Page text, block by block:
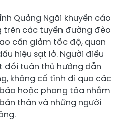
Quảng Ngãi khuyến cáo
trên các tuyến đường đèo
cần giảm tốc độ, quan
hiệu sạt lở. Người điều
đối tuân thủ hướng dẫn
không cố tình đi qua các
hoặc phong tỏa nhằm
thân và những người